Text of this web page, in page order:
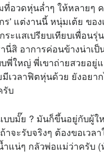
ที่อวดหุ่นล่ำๆ ให้หลายๆ
ร' แต่งานนี้ หนุ่มเต้ย ขอ
ระแสเปรียบเทียบเพื่อน
นี่สิ อาการค่อนข้างน่าเ
พี่ใหญ่ พี่เขาถ่ายสวยอยู่
มีเวลาฟิตหุ่นด้วย ยังอย
รับ
บบมั๊ย ? มันก็ขึ้นอยู่กับผู้
าจะรับจริงๆ ต้องขอเว
แน่ๆ กลัวพ่อแม่ว่าครับ (